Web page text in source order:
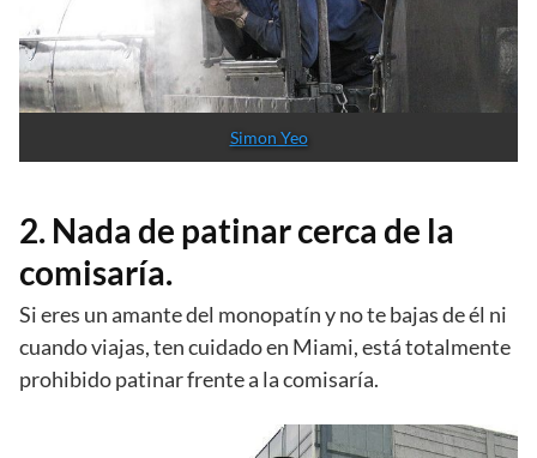
Simon Yeo
2. Nada de patinar cerca de la
comisaría.
Si eres un amante del monopatín y no te bajas de él ni
cuando viajas, ten cuidado en Miami, está totalmente
prohibido patinar frente a la comisaría.